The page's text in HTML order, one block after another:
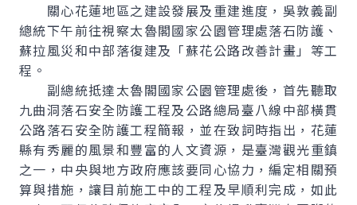
關心花蓮地區之建設發展及重建進度，吳敦義副
總統下午前往視察太魯閣國家公園管理處落石防護、
蘇拉風災和中部落復建及「蘇花公路改善計畫」等工
程。
副總統抵達太魯閣國家公園管理處後，首先聽取
九曲洞落石安全防護工程及公路總局臺八線中部橫貫
公路落石安全防護工程簡報，並在致詞時指出，花蓮
縣有秀麗的風景和豐富的人文資源，是臺灣觀光重鎮
之一，中央與地方政府應該要同心協力，編定相關預
算與措施，讓目前施工中的工程及早順利完成，如此